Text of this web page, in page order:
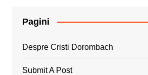
Pagini
Despre Cristi Dorombach
Submit A Post